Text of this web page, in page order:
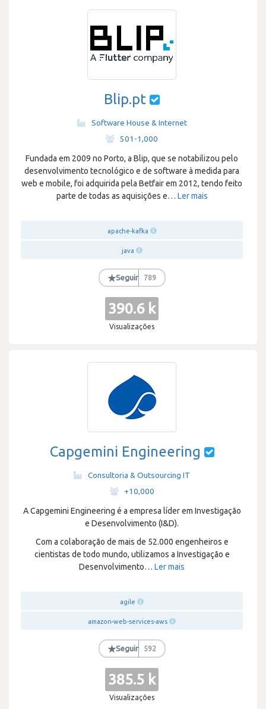
Blip.pt
Software House & Internet
501-1,000
Fundada em 2009 no Porto, a Blip, que se notabilizou pelo
desenvolvimento tecnológico e de software à medida para
web e mobile, foi adquirida pela Betfair em 2012, tendo feito
parte de todas as aquisições e… Ler mais
apache-kafka
java
★Seguir 789
390.6 k
Visualizações
Capgemini Engineering
Consultoria & Outsourcing IT
+10,000
A Capgemini Engineering é a empresa líder em Investigação
e Desenvolvimento (I&D).
Com a colaboração de mais de 52.000 engenheiros e
cientistas de todo mundo, utilizamos a Investigação e
Desenvolvimento… Ler mais
agile
amazon-web-services-aws
★Seguir 592
385.5 k
Visualizações